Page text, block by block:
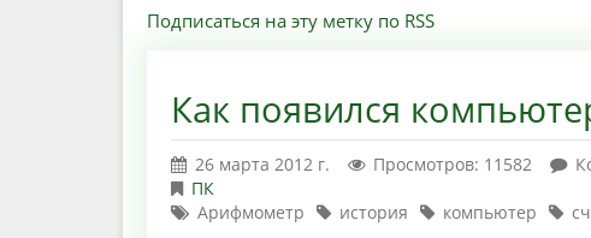
Подписаться на эту метку по RSS
Как появился
26 марта 2012 г. Просмотров: 11582
ПК
Арифмометр
история компьютер